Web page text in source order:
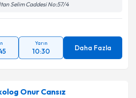
Selim Caddesi No:57/4
Yarın
10:30 Daha Fazla
Onur Cansız